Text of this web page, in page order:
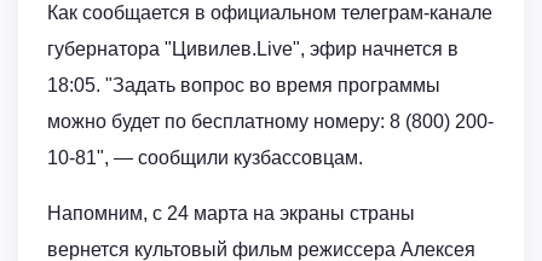
Как сообщается в официальном телеграм-канале
губернатора "Цивилев.Live", эфир начнется в
18:05. "Задать вопрос во время программы
можно будет по бесплатному номеру: 8 (800) 200-
10-81", — сообщили кузбассовцам.
Напомним, с 24 марта на экраны страны
вернется культовый фильм режиссера Алексея